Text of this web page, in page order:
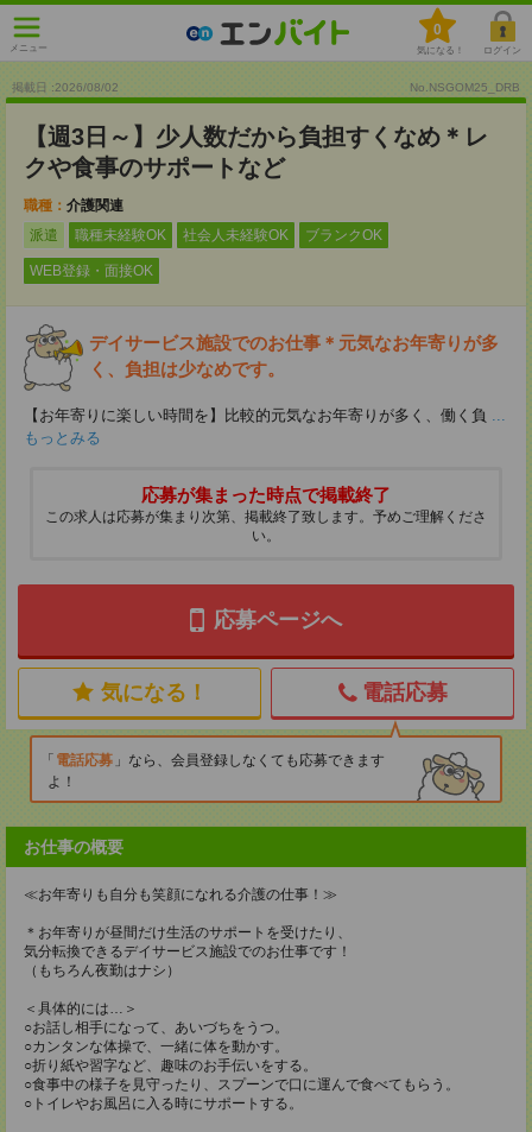
メニュー
0
気になる！ ログイン
掲載日 :2026/08/02 No.NSGOM25_DRB
【週3日～】少人数だから負担すくなめ＊レ
クや食事のサポートなど
職種： 介護関連
派遣
職種未経験OK 社会人未経験OK ブランクOK
WEB登録・面接OK
デイサービス施設でのお仕事＊元気なお年寄りが多
く、負担は少なめです。
【お年寄りに楽しい時間を】比較的元気なお年寄りが多く、働く負 ...
もっとみる
応募が集まった時点で掲載終了
この求人は応募が集まり次第、掲載終了致します。予めご理解くださ
い。
応募ページへ
気になる！ 電話応募
電話応募
なら、会員登録しなくても応募できます
よ！
お仕事の概要
≪お年寄りも自分も笑顔になれる介護の仕事！≫
＊お年寄りが昼間だけ生活のサポートを受けたり、
気分転換できるデイサービス施設でのお仕事です！
（もちろん夜勤はナシ）
＜具体的には…＞
○お話し相手になって、あいづちをうつ。
○カンタンな体操で、一緒に体を動かす。
○折り紙や習字など、趣味のお手伝いをする。
○食事中の様子を見守ったり、スプーンで口に運んで食べてもらう。
○トイレやお風呂に入る時にサポートする。